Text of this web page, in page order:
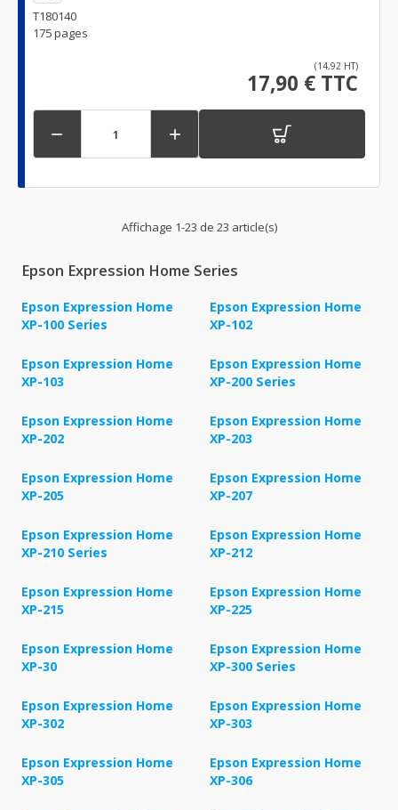
T180140
175 pages
(14,92 HT)
17,90 € TTC
 
Affichage 1-23 de 23 article(s)
Epson Expression Home Series
Epson Expression Home
XP-100 Series
Epson Expression Home
XP-102
Epson Expression Home
XP-103
Epson Expression Home
XP-200 Series
Epson Expression Home
XP-202
Epson Expression Home
XP-203
Epson Expression Home
XP-205
Epson Expression Home
XP-207
Epson Expression Home
XP-210 Series
Epson Expression Home
XP-212
Epson Expression Home
XP-215
Epson Expression Home
XP-225
Epson Expression Home
XP-30
Epson Expression Home
XP-300 Series
Epson Expression Home
XP-302
Epson Expression Home
XP-303
Epson Expression Home
XP-305
Epson Expression Home
XP-306